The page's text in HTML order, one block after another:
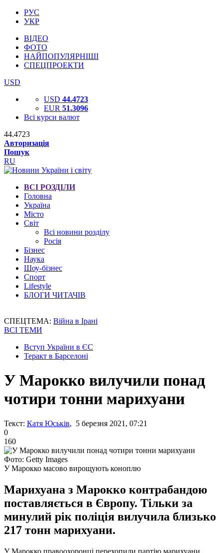
РУС
УКР
ВІДЕО
ФОТО
НАЙПОПУЛЯРНІШІ
СПЕЦПРОЕКТИ
USD
USD 44.4723
EUR 51.3096
Всі курси валют
44.4723
Авторизація
Пошук
RU
ВСІ РОЗДІЛИ
Головна
Україна
Місто
Світ
Всі новини розділу
Росія
Бізнес
Наука
Шоу-бізнес
Спорт
Lifestyle
БЛОГИ ЧИТАЧІВ
СПЕЦТЕМА: Війна в Ірані
ВСІ ТЕМИ
Вступ України в ЄС
Теракт в Барселоні
У Марокко вилучили понад
чотири тонни марихуани
Текст: Катя Юськів, 5 березня 2021, 07:21
0
160
Фото: Getty Images
У Марокко масово вирощують коноплю
Марихуана з Марокко контрабандою
поставляється в Європу. Тільки за
минулий рік поліція вилучила близько
217 тонн марихуани.
У Марокко правоохоронці перехопили партію марихуани